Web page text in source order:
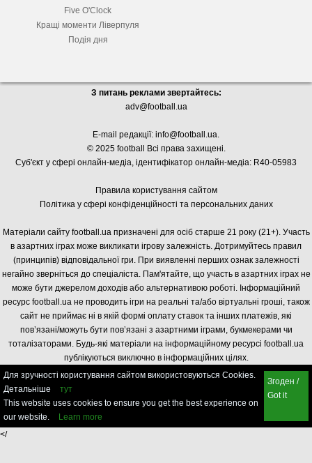
Five O'Clock
Кращі моменти Ліверпуля
Подія дня
З питань реклами звертайтесь:
adv@football.ua
E-mail редакції: info@football.ua.
© 2025 football Всі права захищені.
Суб'єкт у сфері онлайн-медіа, ідентифікатор онлайн-медіа: R40-05983
Правила користування сайтом
Політика у сфері конфіденційності та персональних даних
Матеріали сайту football.ua призначені для осіб старше 21 року (21+). Участь
в азартних іграх може викликати ігрову залежність. Дотримуйтесь правил
(принципів) відповідальної гри. При виявленні перших ознак залежності
негайно зверніться до спеціаліста. Пам'ятайте, що участь в азартних іграх не
може бути джерелом доходів або альтернативою роботі. Інформаційний
ресурс football.ua не проводить ігри на реальні та/або віртуальні гроші, також
сайт не приймає ні в якій формі оплату ставок та інших платежів, які
пов’язані/можуть бути пов’язані з азартними іграми, букмекерами чи
тоталізаторами. Будь-які матеріали на інформаційному ресурсі football.ua
публікуються виключно в інформаційних цілях.
Для зручності користування сайтом використовуються Cookies.
Детальніше
тут
This website uses cookies to ensure you get the best experience on
our website.
Learn more
Згоден /
Got it
</